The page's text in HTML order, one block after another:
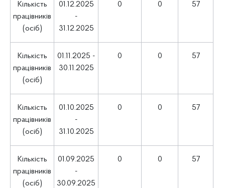
Кількість
працівників
(осіб)
01.12.2025
-
31.12.2025
0 0 57
Кількість
працівників
(осіб)
01.11.2025 -
30.11.2025
0 0 57
Кількість
працівників
(осіб)
01.10.2025
-
31.10.2025
0 0 57
Кількість
працівників
(осіб)
01.09.2025
-
30.09.2025
0 0 57